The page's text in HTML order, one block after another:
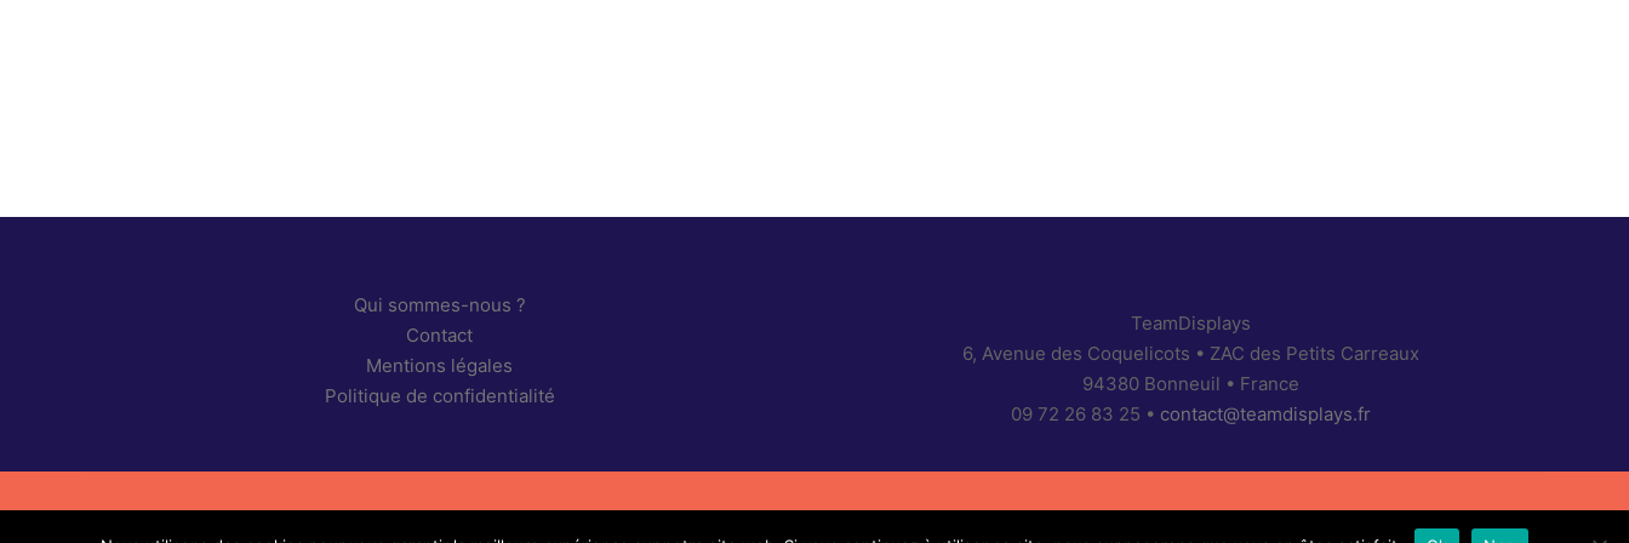
Qui sommes-nous ?
Contact
Mentions légales
Politique de confidentialité
TeamDisplays
6, Avenue des Coquelicots • ZAC des Petits Carreaux
94380 Bonneuil • France
09 72 26 83 25 • contact@teamdisplays.fr